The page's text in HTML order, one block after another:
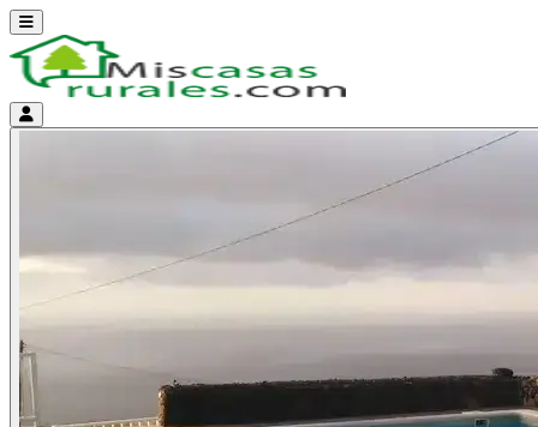
Abrir menú
Menú de cuenta